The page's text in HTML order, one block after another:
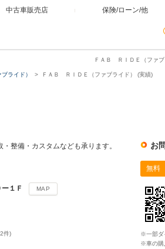
中古車販売店 保険/ローン/他
ＦＡＢ ＲＩＤＥ（ファブ
ライド） ＦＡＢ ＲＩＤＥ（ファブライド） (実績)
整備・カスタムなども承ります。
１Ｆ MAP
件)
お
無料
※一部ダ
※車の購